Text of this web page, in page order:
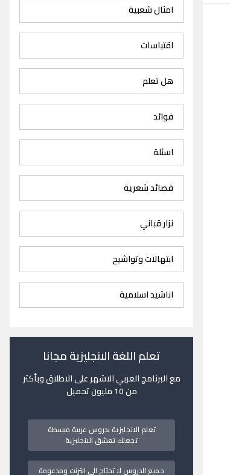
امثال شعبية
اقتباسات
هل تعلم
فوائد
اسئلة
قصائد شعرية
نزار قباني
ابتهالات وتواشيح
اناشيد اسلامية
تعلم اللغة الانجليزية مجانا
مع البرنامج العربي الاشهر على الاطلاق وبأكثر
من 10 مليون تحميل
تعلم الانجليزية بدروس عربية مبسطة
تجعلك تعشق الانجليزية
جميع الدروس لا تحتاج الى انترنت ومدعومة